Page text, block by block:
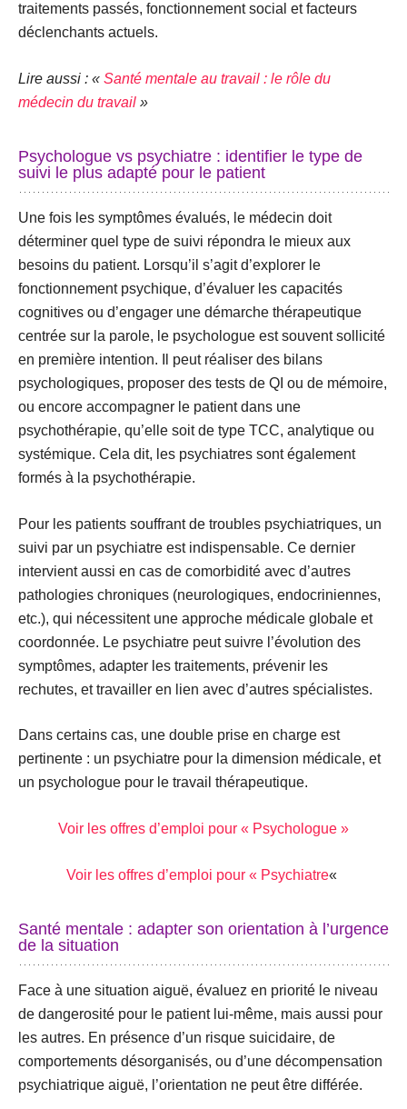
traitements passés, fonctionnement social et facteurs
déclenchants actuels.
Lire aussi : « Santé mentale au travail : le rôle du
médecin du travail »
Psychologue vs psychiatre : identifier le type de
suivi le plus adapté pour le patient
Une fois les symptômes évalués, le médecin doit
déterminer quel type de suivi répondra le mieux aux
besoins du patient. Lorsqu’il s’agit d’explorer le
fonctionnement psychique, d’évaluer les capacités
cognitives ou d’engager une démarche thérapeutique
centrée sur la parole, le psychologue est souvent sollicité
en première intention. Il peut réaliser des bilans
psychologiques, proposer des tests de QI ou de mémoire,
ou encore accompagner le patient dans une
psychothérapie, qu’elle soit de type TCC, analytique ou
systémique. Cela dit, les psychiatres sont également
formés à la psychothérapie.
Pour les patients souffrant de troubles psychiatriques, un
suivi par un psychiatre est indispensable. Ce dernier
intervient aussi en cas de comorbidité avec d’autres
pathologies chroniques (neurologiques, endocriniennes,
etc.), qui nécessitent une approche médicale globale et
coordonnée. Le psychiatre peut suivre l’évolution des
symptômes, adapter les traitements, prévenir les
rechutes, et travailler en lien avec d’autres spécialistes.
Dans certains cas, une double prise en charge est
pertinente : un psychiatre pour la dimension médicale, et
un psychologue pour le travail thérapeutique.
Voir les offres d’emploi pour « Psychologue »
Voir les offres d’emploi pour « Psychiatre«
Santé mentale : adapter son orientation à l’urgence
de la situation
Face à une situation aiguë, évaluez en priorité le niveau
de dangerosité pour le patient lui-même, mais aussi pour
les autres. En présence d’un risque suicidaire, de
comportements désorganisés, ou d’une décompensation
psychiatrique aiguë, l’orientation ne peut être différée.